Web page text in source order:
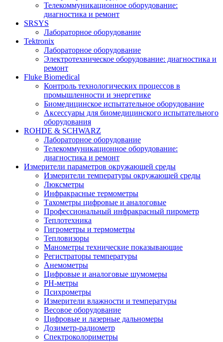
Телекоммуникационное оборудование:
диагностика и ремонт
SRSYS
Лабораторное оборудование
Tektronix
Лабораторное оборудование
Электротехническое оборудование: диагностика и
ремонт
Fluke Biomedical
Контроль технологических процессов в
промышленности и энергетике
Биомедицинское испытательное оборудование
Аксессуары для биомедицинского испытательного
оборудования
ROHDE & SCHWARZ
Лабораторное оборудование
Телекоммуникационное оборудование:
диагностика и ремонт
Измерители параметров окружающей среды
Измерители температуры окружающей среды
Люксметры
Инфракрасные термометры
Тахометры цифровые и аналоговые
Профессиональный инфракрасный пирометр
Теплотехника
Гигрометры и термометры
Тепловизоры
Манометры технические показывающие
Регистраторы температуры
Анемометры
Цифровые и аналоговые шумомеры
PH-метры
Психрометры
Измерители влажности и температуры
Весовое оборудование
Цифровые и лазерные дальномеры
Дозиметр-радиометр
Спектроколориметры